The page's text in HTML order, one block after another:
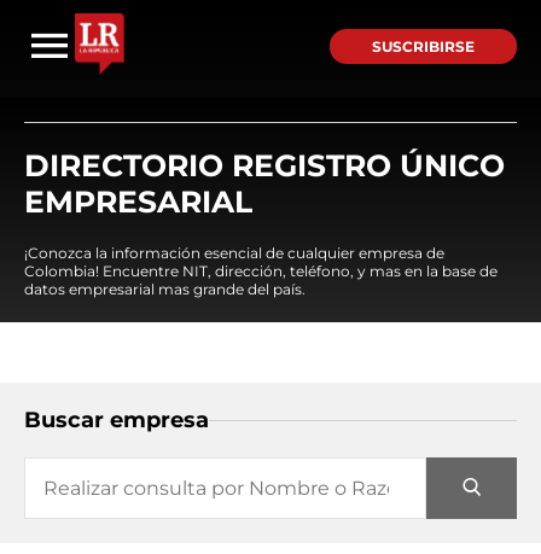
SUSCRIBIRSE
DIRECTORIO REGISTRO ÚNICO
EMPRESARIAL
¡Conozca la información esencial de cualquier empresa de
Colombia! Encuentre NIT, dirección, teléfono, y mas en la base de
datos empresarial mas grande del país.
Buscar empresa